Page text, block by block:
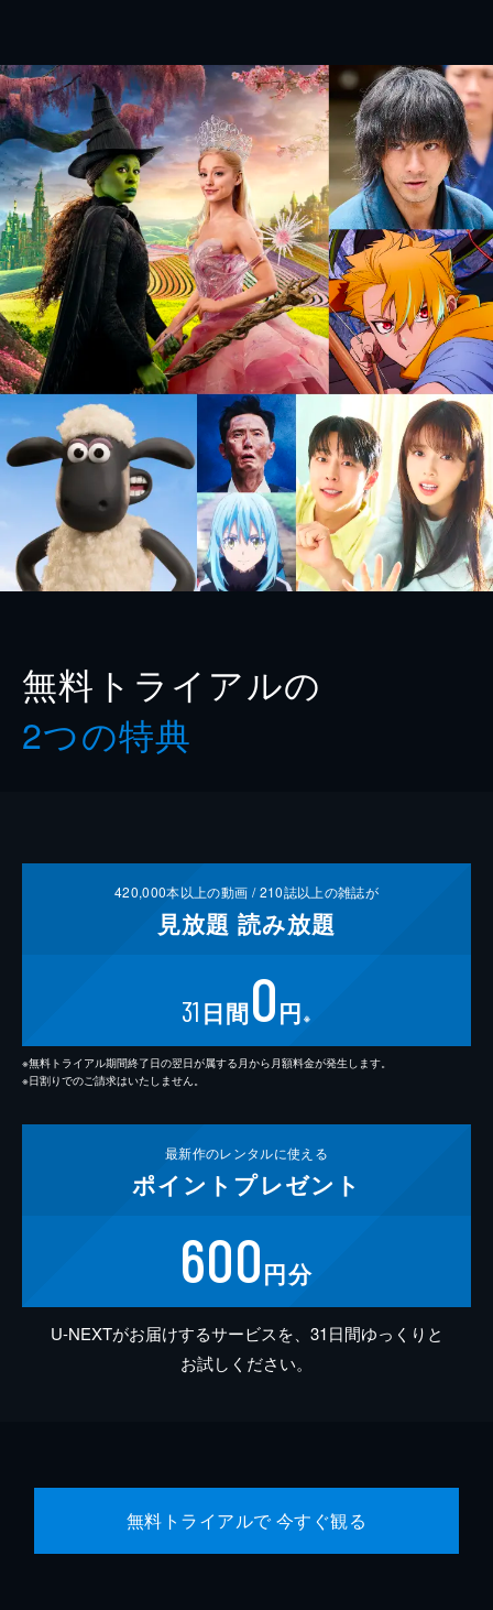
無料トライアルの
2つの特典
420,000本以上の動画 /210誌以上の雑誌が
見放題 読み放題
31 日間0円 ※
※無料トライアル期間終了日の翌日が属する月から月額料金が発生します。
※日割りでのご請求はいたしません。
最新作のレンタルに使える
ポイント プレゼント
600円分
U-NEXTがお届けするサービスを、31日間ゆっくりと
お試しください。
無料トライアルで 今すぐ観る